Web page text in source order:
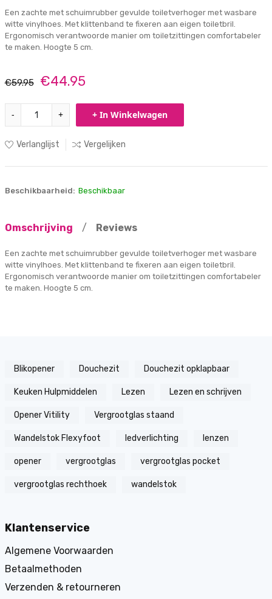
Een zachte met schuimrubber gevulde toiletverhoger met wasbare
witte vinylhoes. Met klittenband te fixeren aan eigen toiletbril.
Ergonomisch verantwoorde manier om toiletzittingen comfortabeler
te maken. Hoogte 5 cm.
€59.95 €44.95
- + + In Winkelwagen
Verlanglijst Vergelijken
Beschikbaarheid: Beschikbaar
Omschrijving / Reviews
Een zachte met schuimrubber gevulde toiletverhoger met wasbare
witte vinylhoes. Met klittenband te fixeren aan eigen toiletbril.
Ergonomisch verantwoorde manier om toiletzittingen comfortabeler
te maken. Hoogte 5 cm.
Blikopener Douchezit Douchezit opklapbaar
Keuken Hulpmiddelen Lezen Lezen en schrijven
Opener Vitility Vergrootglas staand
Wandelstok Flexyfoot ledverlichting lenzen
opener vergrootglas vergrootglas pocket
vergrootglas rechthoek wandelstok
Klantenservice
Algemene Voorwaarden
Betaalmethoden
Verzenden & retourneren